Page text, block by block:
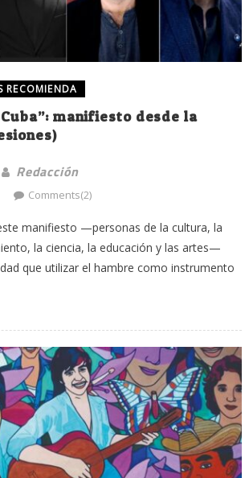
RECOMIENDA
manifiesto desde la
Redacción
Comments(2)
manifiesto —personas de la cultura, la
la ciencia, la educación y las artes—
que utilizar el hambre como instrumento